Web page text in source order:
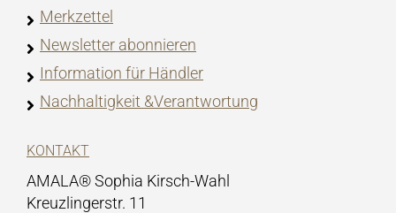
Merkzettel
Newsletter abonnieren
Information für Händler
Nachhaltigkeit &Verantwortung
KONTAKT
AMALA® Sophia Kirsch-Wahl
Kreuzlingerstr. 11